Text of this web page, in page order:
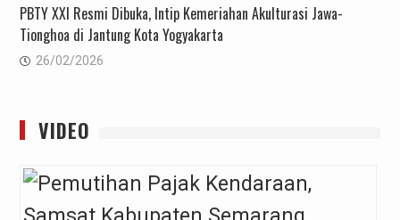
PBTY XXI Resmi Dibuka, Intip Kemeriahan Akulturasi Jawa-
Tionghoa di Jantung Kota Yogyakarta
26/02/2026
VIDEO